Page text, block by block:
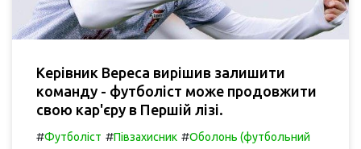
Керівник Вереса вирішив залишити
команду - футболіст може продовжити
свою кар'єру в Першій лізі.
#Футболіст #Півзахисник #Оболонь (футбольний